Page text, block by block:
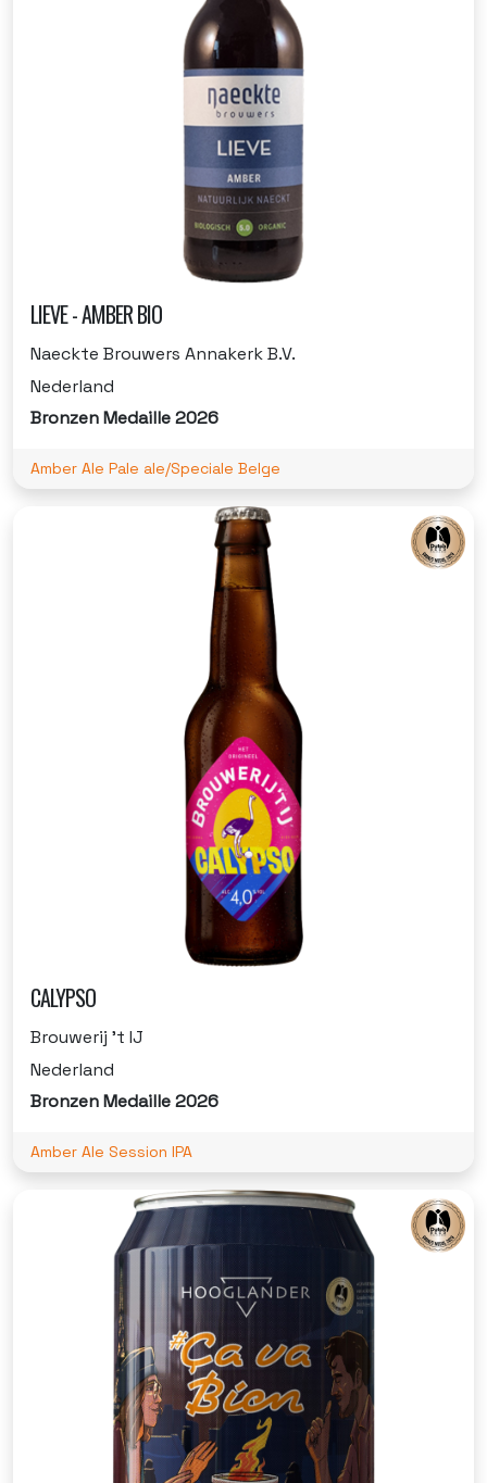
LIEVE - AMBER BIO
Naeckte Brouwers Annakerk B.V.
Nederland
Bronzen Medaille 2026
Amber Ale Pale ale/Speciale Belge
CALYPSO
Brouwerij 't IJ
Nederland
Bronzen Medaille 2026
Amber Ale Session IPA